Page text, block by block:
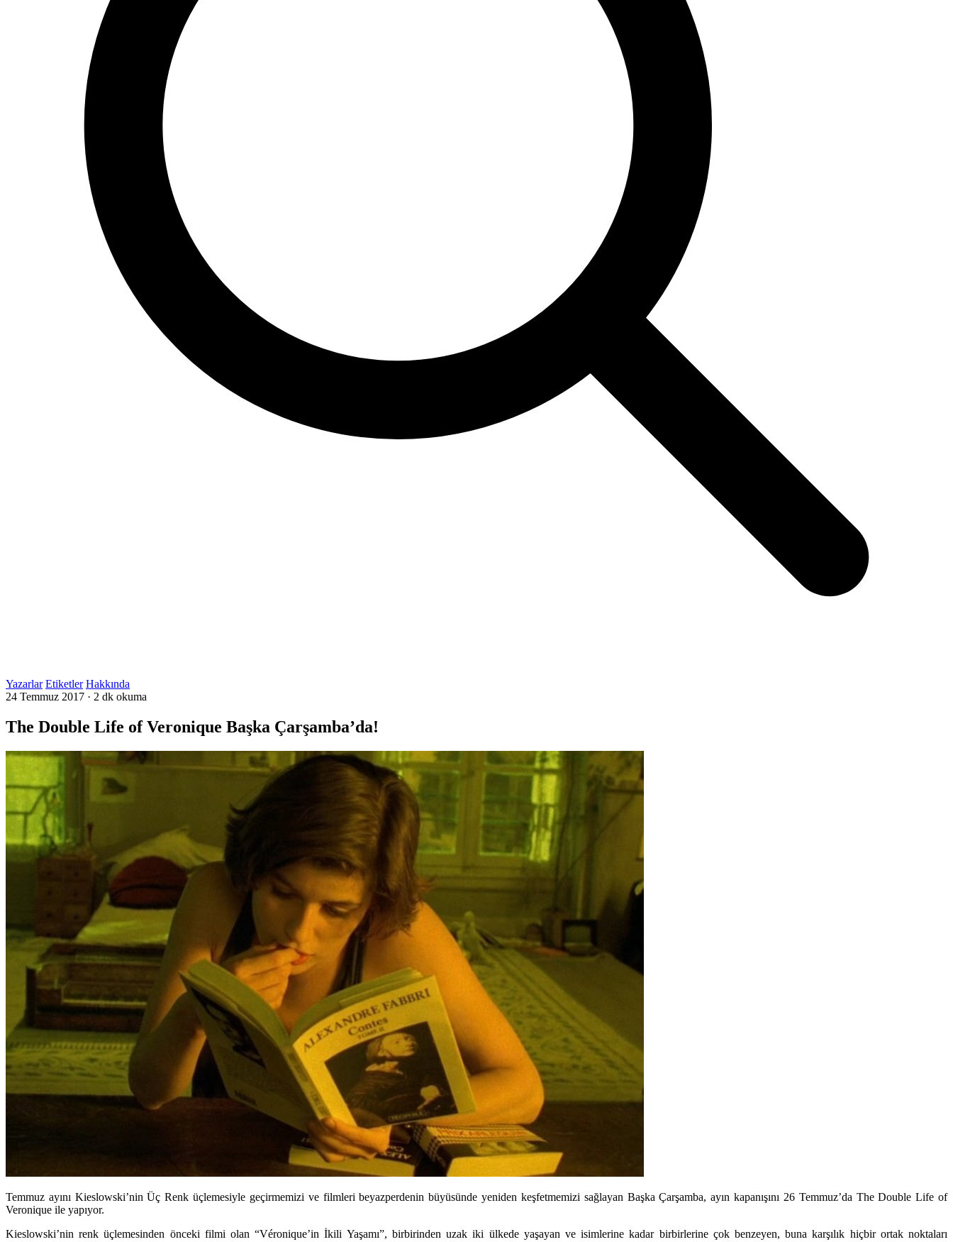
Yazarlar Etiketler Hakkında
24 Temmuz 2017 · 2 dk okuma
The Double Life of Veronique Başka Çarşamba’da!
Temmuz ayını Kieslowski’nin Üç Renk üçlemesiyle geçirmemizi ve filmleri beyazperdenin büyüsünde yeniden keşfetmemizi sağlayan Başka Çarşamba, ayın kapanışını 26 Temmuz’da The Double Life of
Veronique ile yapıyor.
Kieslowski’nin renk üçlemesinden önceki filmi olan “Véronique’in İkili Yaşamı”, birbirinden uzak iki ülkede yaşayan ve isimlerine kadar birbirlerine çok benzeyen, buna karşılık hiçbir ortak noktaları